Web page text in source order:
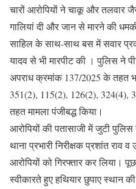
चारों आरोपियों ने चाकू और तलवार
गालियां दी और जान से मारने की
साहिल के साथ-साथ बस में सवार
यादव से भी मारपीट की । पुलिस ने
अपराध क्रमांक 137/2025 के तहत
351(2), 115(2), 126(2), 324(4),
तहत मामला पंजीबद्ध किया।
आरोपियों की पतासाजी में जुटी
थाना प्रभारी निरीक्षक प्रशांत राव
आरोपियों को गिरफ्तार कर लिया।
स्वीकारते हुए हथियार छुपाए स्थान